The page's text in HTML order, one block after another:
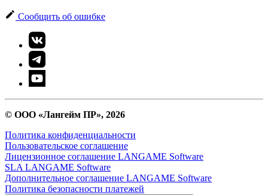
Сообщить об ошибке
© ООО «Лангейм ПР», 2026
Политика конфиденциальности
Пользовательское соглашение
Лицензионное соглашение LANGAME Software
SLA LANGAME Software
Дополнительное соглашение LANGAME Software
Политика безопасности платежей